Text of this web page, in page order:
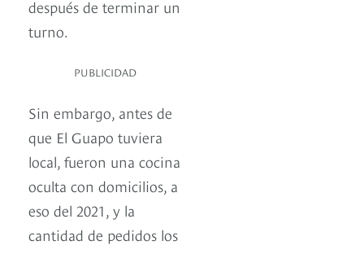
después de terminar un
turno.
PUBLICIDAD
Sin embargo, antes de
que El Guapo tuviera
local, fueron una cocina
oculta con domicilios, a
eso del 2021, y la
cantidad de pedidos los